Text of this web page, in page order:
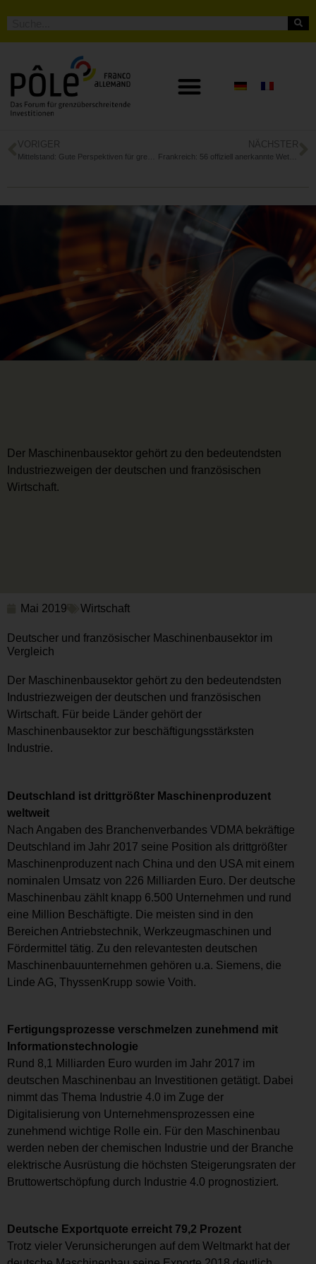
VORIGER NÄCHSTER
Der Maschinenbausektor gehört zu den bedeutendsten
Industriezweigen der deutschen und französischen
Wirtschaft.
Mai 2019 Wirtschaft
Deutscher und französischer Maschinenbausektor im
Vergleich
Der Maschinenbausektor gehört zu den bedeutendsten
Industriezweigen der deutschen und französischen
Wirtschaft. Für beide Länder gehört der
Maschinenbausektor zur beschäftigungsstärksten
Industrie.
Deutschland ist drittgrößter Maschinenproduzent
weltweit
Nach Angaben des Branchenverbandes VDMA bekräftige
Deutschland im Jahr 2017 seine Position als drittgrößter
Maschinenproduzent nach China und den USA mit einem
nominalen Umsatz von 226 Milliarden Euro. Der deutsche
Maschinenbau zählt knapp 6.500 Unternehmen und rund
eine Million Beschäftigte. Die meisten sind in den
Bereichen Antriebstechnik, Werkzeugmaschinen und
Fördermittel tätig. Zu den relevantesten deutschen
Maschinenbauunternehmen gehören u.a. Siemens, die
Linde AG, ThyssenKrupp sowie Voith.
Fertigungsprozesse verschmelzen zunehmend mit
Informationstechnologie
Rund 8,1 Milliarden Euro wurden im Jahr 2017 im
deutschen Maschinenbau an Investitionen getätigt. Dabei
nimmt das Thema Industrie 4.0 im Zuge der
Digitalisierung von Unternehmensprozessen eine
zunehmend wichtige Rolle ein. Für den Maschinenbau
werden neben der chemischen Industrie und der Branche
elektrische Ausrüstung die höchsten Steigerungsraten der
Bruttowertschöpfung durch Industrie 4.0 prognostiziert.
Deutsche Exportquote erreicht 79,2 Prozent
Trotz vieler Verunsicherungen auf dem Weltmarkt hat der